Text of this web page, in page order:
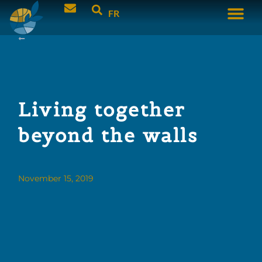
FR
Living together
beyond the walls
November 15, 2019